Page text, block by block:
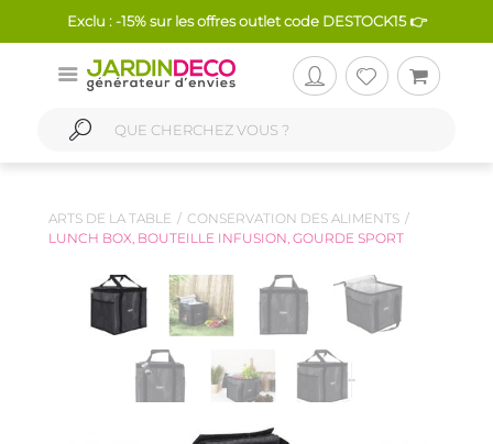
Exclu : -15% sur les offres outlet code DESTOCK15 👉
ARTS DE LA TABLE
CONSERVATION DES ALIMENTS
LUNCH BOX, BOUTEILLE INFUSION, GOURDE SPORT